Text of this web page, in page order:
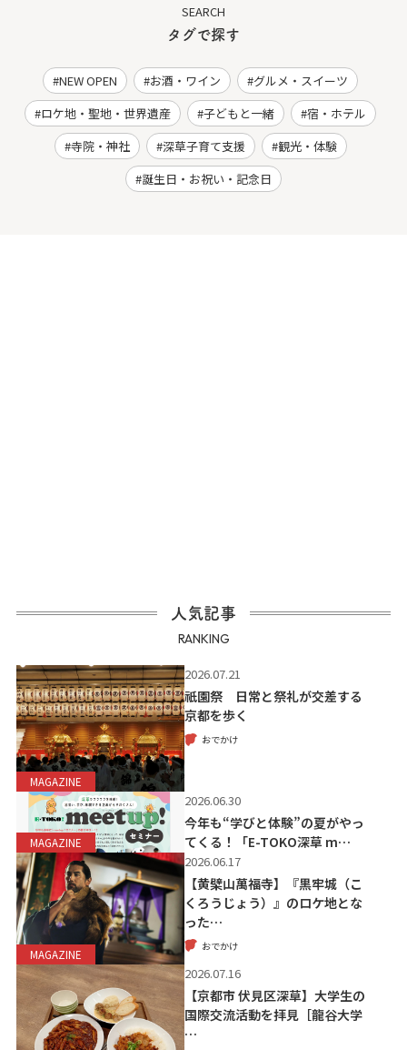
SEARCH
タグで探す
NEW OPEN お酒・ワイン
グルメ・スイーツ
ロケ地・聖地・世界遺産
子どもと一緒
宿・ホテル
寺院・神社
深草子育て支援
観光・体験
誕生日・お祝い・記念日
人気記事
RANKING
MAGAZINE
2026.07.21
祇園祭 日常と祭礼が交差する
京都を歩く
おでかけ
MAGAZINE
2026.06.30
今年も“学びと体験”の夏がやっ
てくる！「E-TOKO深草 m…
MAGAZINE
2026.06.17
【黄檗山萬福寺】『黒牢城（こ
くろうじょう）』のロケ地とな
った…
おでかけ
2026.07.16
【京都市 伏見区深草】大学生の
国際交流活動を拝見［龍谷大学
…